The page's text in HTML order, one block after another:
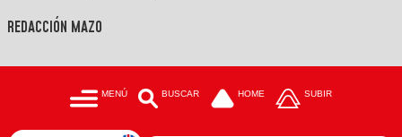
REDACCIÓN MAZO
MENÚ BUSCAR HOME SUBIR